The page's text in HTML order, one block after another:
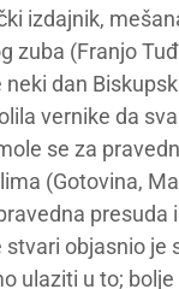
izdajnik,
zuba (Franjo
neki dan
vernike da
se za
(Gotovina,
presuda
objasnio je
ulaziti u to;